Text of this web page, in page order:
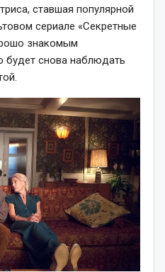
ставшая популярной
сериале «Секретные
знакомым
будет снова наблюдать